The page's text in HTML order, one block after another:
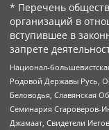
* Перечень
организаций в
вступившее в
запрете
Национал-
Родовой Державы Русь,
Беловодья, Славянская
Семинария Староверов-
Джамаат, Свидетели